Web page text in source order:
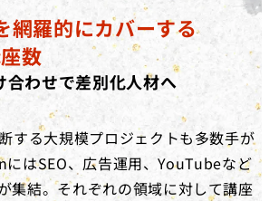
網羅的にカバーする
数
合わせで差別化人材へ
する大規模プロジェクトも多数手が
はSEO、広告運用、YouTubeなど
集結。それぞれの領域に対して講座